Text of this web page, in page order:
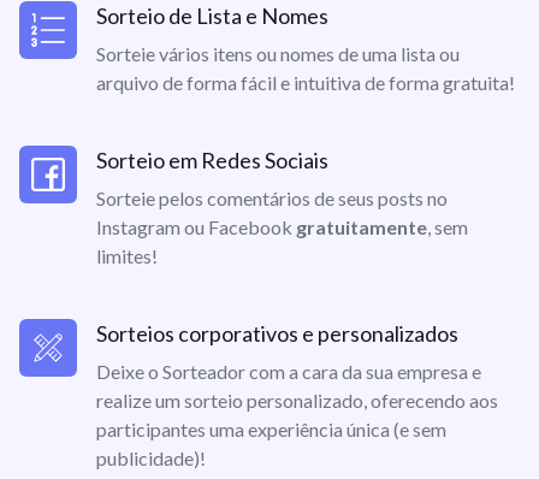
Sorteio de Lista e Nomes
Sorteie vários itens ou nomes de uma lista ou
arquivo de forma fácil e intuitiva de forma gratuita!
Sorteio em Redes Sociais
Sorteie pelos comentários de seus posts no
Instagram ou Facebook gratuitamente, sem
limites!
Sorteios corporativos e personalizados
Deixe o Sorteador com a cara da sua empresa e
realize um sorteio personalizado, oferecendo aos
participantes uma experiência única (e sem
publicidade)!